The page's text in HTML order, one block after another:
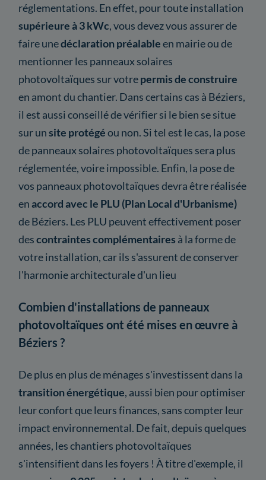
réglementations. En effet, pour toute installation
supérieure à 3 kWc, vous devez vous assurer de
faire unedéclaration préalableen mairie ou de
mentionner les panneaux solaires
photovoltaïques sur votrepermis de construire
en amont du chantier. Dans certains cas à Béziers,
il est aussi conseillé de vérifier si le bien se situe
sur unsite protégéou non. Si tel est le cas, la pose
de panneaux solaires photovoltaïques sera plus
réglementée, voire impossible. Enfin, la pose de
vos panneaux photovoltaïques devra être réalisée
enaccord avec le PLU (Plan Local d'Urbanisme)
de Béziers. Les PLU peuvent effectivement poser
descontraintes complémentaires à la forme de
votre installation, car ils s'assurent de conserver
l'harmonie architecturale d'un lieu
Combien d'installations de panneaux
photovoltaïques ont été mises en œuvre à
Béziers ?
De plus en plus de ménages s'investissent dans la
transition énergétique, aussi bien pour optimiser
leur confort que leurs finances, sans compter leur
impact environnemental. De fait, depuis quelques
années, les chantiers photovoltaïques
s'intensifient dans les foyers ! À titre d'exemple, il